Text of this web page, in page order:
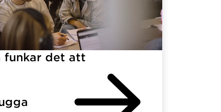
funkar det att